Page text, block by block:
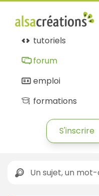
tutoriels
forum
emploi
formations
S'inscrire